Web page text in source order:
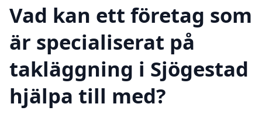
Vad kan ett företag som
är specialiserat på
takläggning i Sjögestad
hjälpa till med?